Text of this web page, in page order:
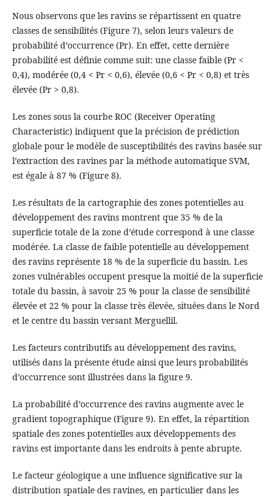
Nous observons que les ravins se répartissent en quatre
classes de sensibilités (Figure 7), selon leurs valeurs de
probabilité d’occurrence (Pr). En effet, cette dernière
probabilité est définie comme suit: une classe faible (Pr <
0,4), modérée (0,4 < Pr < 0,6), élevée (0,6 < Pr < 0,8) et très
élevée (Pr > 0,8).
Les zones sous la courbe ROC (Receiver Operating
Characteristic) indiquent que la précision de prédiction
globale pour le modèle de susceptibilités des ravins basée sur
l’extraction des ravines par la méthode automatique SVM,
est égale à 87 % (Figure 8).
Les résultats de la cartographie des zones potentielles au
développement des ravins montrent que 35 % de la
superficie totale de la zone d’étude correspond à une classe
modérée. La classe de faible potentielle au développement
des ravins représente 18 % de la superficie du bassin. Les
zones vulnérables occupent presque la moitié de la superficie
totale du bassin, à savoir 25 % pour la classe de sensibilité
élevée et 22 % pour la classe très élevée, situées dans le Nord
et le centre du bassin versant Merguellil.
Les facteurs contributifs au développement des ravins,
utilisés dans la présente étude ainsi que leurs probabilités
d’occurrence sont illustrées dans la figure 9.
La probabilité d’occurrence des ravins augmente avec le
gradient topographique (Figure 9). En effet, la répartition
spatiale des zones potentielles aux développements des
ravins est importante dans les endroits à pente abrupte.
Le facteur géologique a une influence significative sur la
distribution spatiale des ravines, en particulier dans les